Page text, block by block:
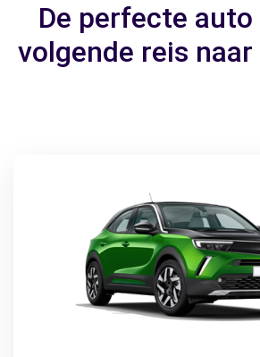
De perfecte
volgende reis naar